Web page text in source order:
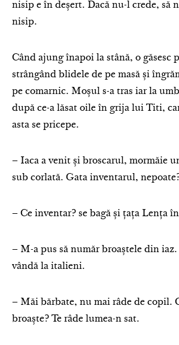
nisip e în deșert. Dacă nu-l crede, să
nisip.
Când ajung înapoi la stână, o găsesc
strângând blidele de pe masă și
pe comarnic. Moșul s-a tras iar la
după ce-a lăsat oile în grija lui Titi,
asta se pricepe.
– Iaca a venit și broscarul, mormăie
sub corlată. Gata inventarul,
– Ce inventar? se bagă și țața Lența
– M-a pus să număr broaștele din iaz.
vândă la italieni.
– Măi bărbate, nu mai râde de copil.
broaște? Te râde lumea-n sat.